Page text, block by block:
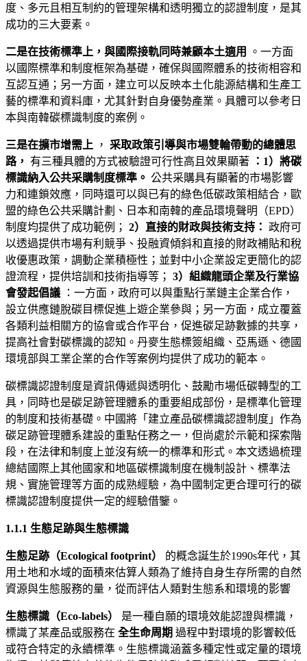
度、多元且相互制約的管理架構和透明獨立的認證制度，是其
成功的三大要素。
二是在技術標準上，與國際接軌同時兼顧本土適用
。一方面
以國際標準和制度框架為基礎，確保與國際體系的技術相容和
互認互通；另一方面，建立可以反映本土化能源結構和生產工
藝的標準和資料庫，尤其針對自身優勢產業。具體可以參考日
本與南韓碳標識制度的案例。
三是在擴市增需上 ， 采取政策引導與市場雙輪帶動的總體思
路， 有三種具體的方式被驗證可行性高且效果顯著 ：1）將碳
標識納入公共采購制度標準。 公共采購具有顯著的市場影響
力和連鎖效應，同時還可以與已有的綠色低碳政策相結合，歐
盟的綠色公共采購計劃、日本和南韓的產品環境聲明（EPD）
制度均提供了成功範例； 2）直接的財政與技術支持： 政府可
以透過提供市場有利競爭、投融資傾斜和直接的財政補貼和稅
收優惠政策，調動企業積極性；並對中小企業設定更簡化的認
證流程，提供培訓和技術指導等； 3）組織龍頭企業及行業協
會發起倡議 ：一方面，政府可以與重點行業鏈主企業合作，
設立供應鏈脫碳目標促進上遊企業參與；另一方面，成立覆蓋
各類利益相關方的協會或合作平台，促進碳足跡數據的共享，
提高社會對碳標識的認知。丹麥生態標簽組織、亞馬遜、德國
環境部與工業企業的合作等案例均提供了成功的範本。
碳標識認證制度是資訊傳遞與透明化、鼓勵市場低碳轉型的工
具，同時也是碳足跡管理體系的重要組成部份，是標準化管理
的制度和技術基礎。中國將「建立產品碳標識認證制度」作為
碳足跡管理體系建設的重點任務之一，但尚處於示範和探索階
段，在法律和制度上並沒有統一的標準和形式。本文透過梳理
總結國際上其他國家和地區碳標識制度在機制設計、標準法
規、實施管理等方面的成熟經驗，為中國制定更合理可行的碳
標識認證制度提供一定的經驗借鑒。
1.1.1 生態足跡與生態標識
生態足跡（Ecological footprint） 的概念誕生於1990s年代，其
用土地和水域的面積來估算人類為了維持自身生存所需的自然
資源與生態服務的量，從而評估人類對生態系和環境的影響
生態標識（Eco-labels） 是一種自願的環境效能認證與標識，
標識了某產品或服務在 全生命周期 過程中對環境的影響較低
或符合特定的永續標準。生態標識涵蓋多種定性或定量的環境